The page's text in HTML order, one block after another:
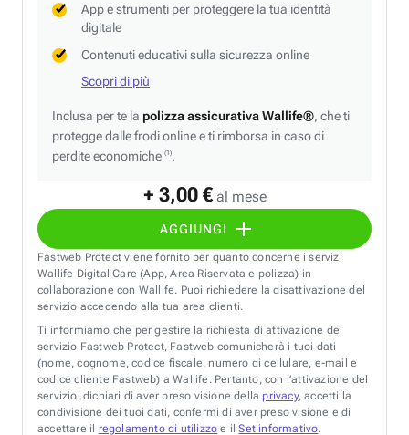
+ 3,00 € al mese
AGGIUNGI
App e strumenti per proteggere la tua identità
digitale
Contenuti educativi sulla sicurezza online
Scopri di più
Inclusa per te la polizza assicurativa Wallife®, che ti
protegge dalle frodi online e ti rimborsa in caso di
perdite economiche (1).
Fastweb Protect viene fornito per quanto concerne i servizi
Wallife Digital Care (App, Area Riservata e polizza) in
collaborazione con Wallife. Puoi richiedere la disattivazione del
servizio accedendo alla tua area clienti.
Ti informiamo che per gestire la richiesta di attivazione del
servizio Fastweb Protect, Fastweb comunicherà i tuoi dati
(nome, cognome, codice fiscale, numero di cellulare, e-mail e
codice cliente Fastweb) a Wallife. Pertanto, con l’attivazione del
servizio, dichiari di aver preso visione della privacy, accetti la
condivisione dei tuoi dati, confermi di aver preso visione e di
accettare il regolamento di utilizzo e ilSet informativo.